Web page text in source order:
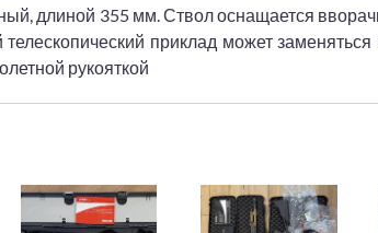
длиной 355 мм. Ствол оснащается
приклад может
рукояткой